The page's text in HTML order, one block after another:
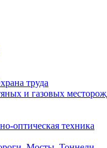
труда
и газовых
оптическая техника